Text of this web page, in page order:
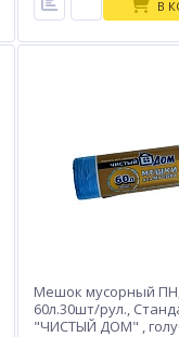
В
Мешок мусорный
60л.30шт/рул.,
"ЧИСТЫЙ ДОМ" ,